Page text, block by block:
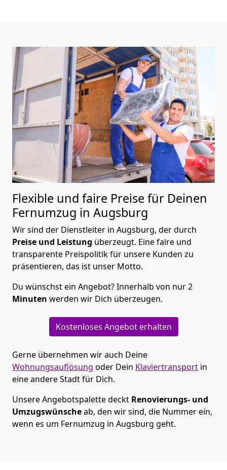
Flexible und faire Preise für Deinen
Fernumzug in Augsburg
Wir sind der Dienstleiter in Augsburg, der durch
Preise und Leistung überzeugt. Eine faire und
transparente Preispolitik für unsere Kunden zu
präsentieren, das ist unser Motto.
Du wünschst ein Angebot? Innerhalb von nur 2
Minuten werden wir Dich überzeugen.
Kostenloses Angebot erhalten
Gerne übernehmen wir auch Deine
Wohnungsauflösung oder Dein Klaviertransport in
eine andere Stadt für Dich.
Unsere Angebotspalette deckt Renovierungs- und
Umzugswünscheab, den wir sind, die Nummer ein,
wenn es um Fernumzug in Augsburg geht.